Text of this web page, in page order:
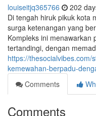
louiseitjq365766 202
Di tengah hiruk pikuk kota
surga ketenangan yang
Kompleks ini menawarkan
tertandingi, dengan
https://
kemewahan-berpadu-
Comments
Comments